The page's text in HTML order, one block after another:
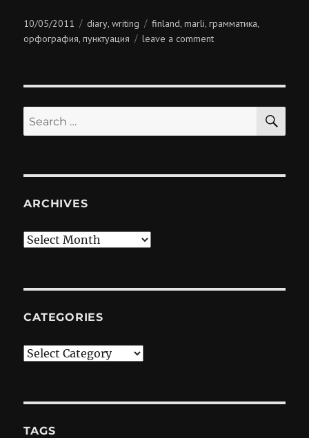
Posted
on
10/05/2011 Categories
diary,writing Tags
finland,marli,грамматика,
орфография,пунктуация leave a commenton
Search
for:
ARCHIVES
Archives
CATEGORIES
Categories
TAGS